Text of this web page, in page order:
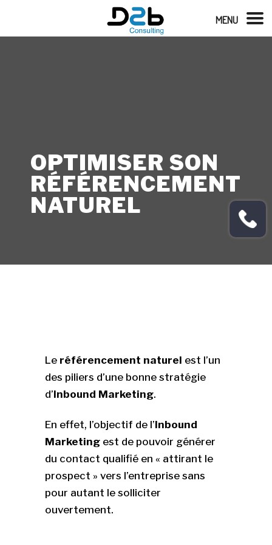
OPTIMISER SON
RÉFÉRENCEMENT
NATUREL
Le référencement naturel est l’un
des piliers d’une bonne stratégie
d’Inbound Marketing.
En effet, l’objectif de l’Inbound
Marketing est de pouvoir générer
du contact qualifié en « attirant le
prospect » vers l’entreprise sans
pour autant le solliciter
ouvertement.
MENU